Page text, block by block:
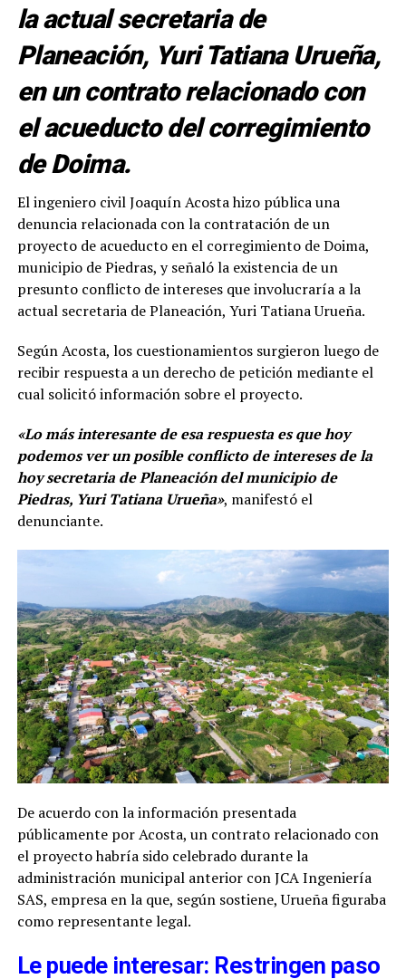
la actual secretaria de
Planeación, Yuri Tatiana Urueña,
en un contrato relacionado con
el acueducto del corregimiento
de Doima.
El ingeniero civil Joaquín Acosta hizo pública una
denuncia relacionada con la contratación de un
proyecto de acueducto en el corregimiento de Doima,
municipio de Piedras, y señaló la existencia de un
presunto conflicto de intereses que involucraría a la
actual secretaria de Planeación, Yuri Tatiana Urueña.
Según Acosta, los cuestionamientos surgieron luego de
recibir respuesta a un derecho de petición mediante el
cual solicitó información sobre el proyecto.
«Lo más interesante de esa respuesta es que hoy
podemos ver un posible conflicto de intereses de la
hoy secretaria de Planeación del municipio de
Piedras, Yuri Tatiana Urueña», manifestó el
denunciante.
De acuerdo con la información presentada
públicamente por Acosta, un contrato relacionado con
el proyecto habría sido celebrado durante la
administración municipal anterior con JCA Ingeniería
SAS, empresa en la que, según sostiene, Urueña figuraba
como representante legal.
Le puede interesar: Restringen paso